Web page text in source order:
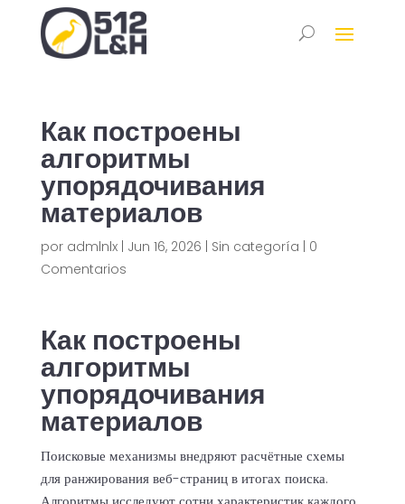
Как построены
алгоритмы
упорядочивания
материалов
por admlnlx| Jun 16, 2026 | Sin categoría | 0
Comentarios
Как построены
алгоритмы
упорядочивания
материалов
Поисковые механизмы внедряют расчётные схемы
для ранжирования веб-страниц в итогах поиска.